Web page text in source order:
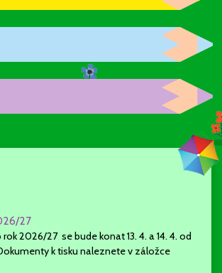
27
2026/27 se bude konat 13. 4. a 14. 4. od
k tisku naleznete v záložce